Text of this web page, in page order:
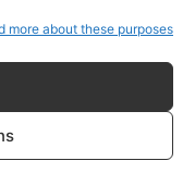
more about these purposes
e